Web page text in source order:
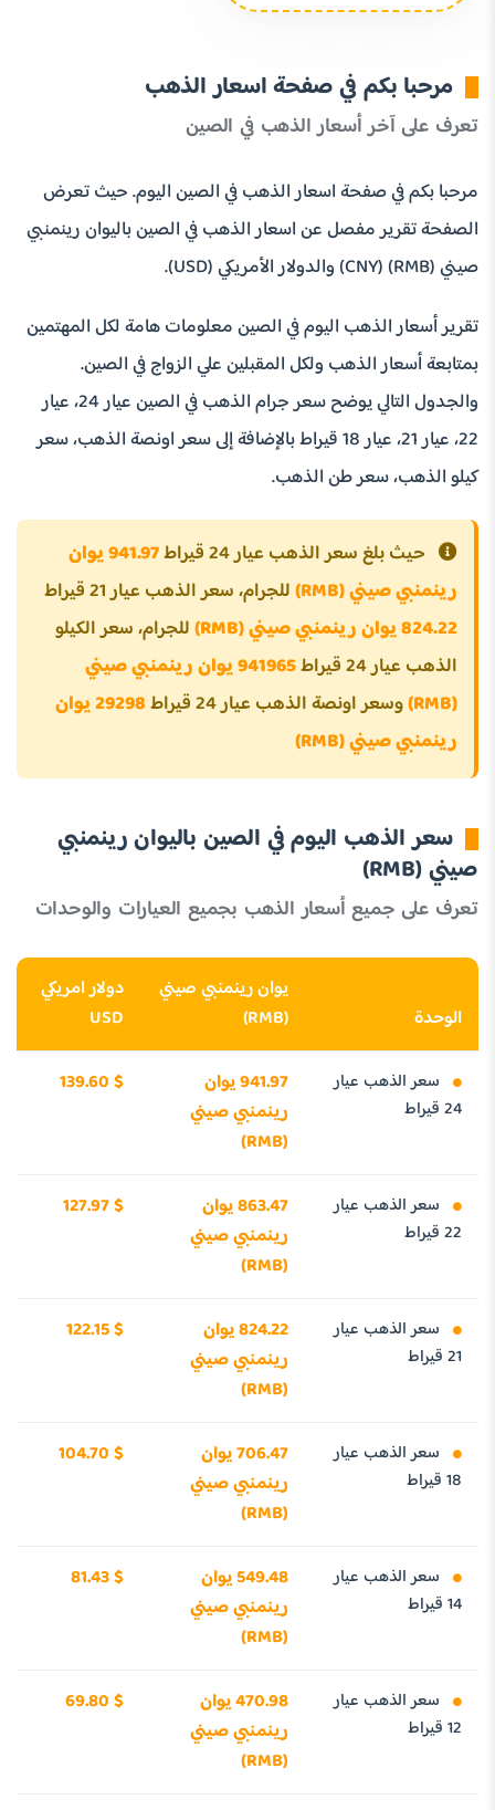
مرحبا بكم في صفحة اسعار الذهب
تعرف على آخر أسعار الذهب في الصين
مرحبا بكم في صفحة اسعار الذهب في الصين اليوم. حيث تعرض
الصفحة تقرير مفصل عن اسعار الذهب في الصين باليوان رينمنبي
صيني (RMB) (CNY) والدولار الأمريكي (USD).
تقرير أسعار الذهب اليوم في الصين معلومات هامة لكل المهتمين
بمتابعة أسعار الذهب ولكل المقبلين علي الزواج في الصين.
والجدول التالي يوضح سعر جرام الذهب في الصين عيار 24، عيار
22، عيار 21، عيار 18 قيراط بالإضافة إلى سعر اونصة الذهب، سعر
كيلو الذهب، سعر طن الذهب.
حيث بلغ سعر الذهب عيار 24 قيراط
941.97 يوان
رينمنبي صيني (RMB)
للجرام، سعر الذهب عيار 21 قيراط
824.22 يوان رينمنبي صيني (RMB)
للجرام، سعر الكيلو
الذهب عيار 24 قيراط
941965 يوان رينمنبي صيني
(RMB)
وسعر اونصة الذهب عيار 24 قيراط
29298 يوان
رينمنبي صيني (RMB)
سعر الذهب اليوم في الصين باليوان رينمنبي
صيني (RMB)
تعرف على جميع أسعار الذهب بجميع العيارات والوحدات
الوحدة
يوان رينمنبي صيني
(RMB)
دولار امريكي
USD
سعر الذهب عيار
24 قيراط
941.97 يوان
رينمنبي صيني
(RMB)
139.60 $
سعر الذهب عيار
22 قيراط
863.47 يوان
رينمنبي صيني
(RMB)
127.97 $
سعر الذهب عيار
21 قيراط
824.22 يوان
رينمنبي صيني
(RMB)
122.15 $
سعر الذهب عيار
18 قيراط
706.47 يوان
رينمنبي صيني
(RMB)
104.70 $
سعر الذهب عيار
14 قيراط
549.48 يوان
رينمنبي صيني
(RMB)
81.43 $
سعر الذهب عيار
12 قيراط
470.98 يوان
رينمنبي صيني
(RMB)
69.80 $